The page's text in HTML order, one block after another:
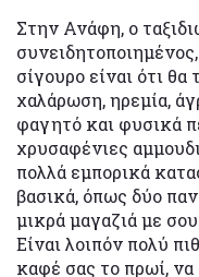
Στην Ανάφη, ο
σίγουρο είναι ότι
χαλάρωση, ηρεμία,
φαγητό και φυσικά
χρυσαφένιες
πολλά εμπορικά
βασικά, όπως δύο
μικρά μαγαζιά με
Είναι λοιπόν πολύ
καφέ σας το πρωί,